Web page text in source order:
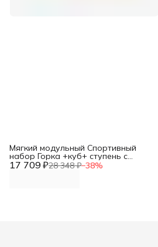
17 709 ₽28 348 ₽−38%
Мягкий модульный Спортивный
набор Горка +куб+ ступень с
элементами дидактики DNN